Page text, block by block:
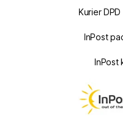
Kurier
InPost
InPost